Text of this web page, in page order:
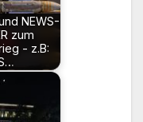
NEWS-
zum
- z.B: